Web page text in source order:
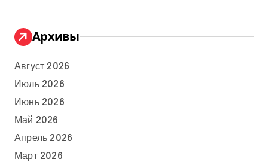
Архивы
Август 2026
Июль 2026
Июнь 2026
Май 2026
Апрель 2026
Март 2026